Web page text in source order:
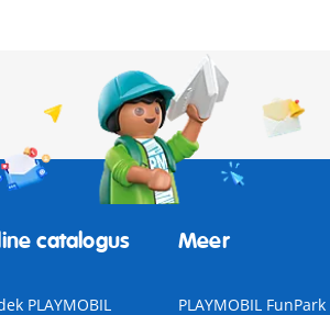
catalogus
PLAYMOBIL
Meer
PLAYMOBIL FunPark